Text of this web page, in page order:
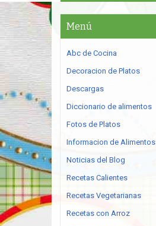
Menú
Abc de Cocina
Decoracion de Platos
Descargas
Diccionario de alimentos
Fotos de Platos
Informacion de Alimentos
Noticias del Blog
Recetas Calientes
Recetas Vegetarianas
Recetas con Arroz